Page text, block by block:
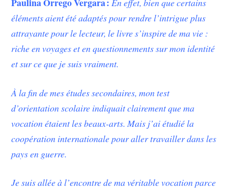
En effet, bien que certains
éléments aient été adaptés pour rendre l’intrigue plus
attrayante pour le lecteur, le livre s’inspire de ma vie :
riche en voyages et en questionnements sur mon identité
et sur ce que je suis vraiment.
À la fin de mes études secondaires, mon test
d’orientation scolaire indiquait clairement que ma
vocation étaient les beaux-arts. Mais j’ai étudié la
coopération internationale pour aller travailler dans les
pays en guerre.
Je suis allée à l’encontre de ma véritable vocation parce